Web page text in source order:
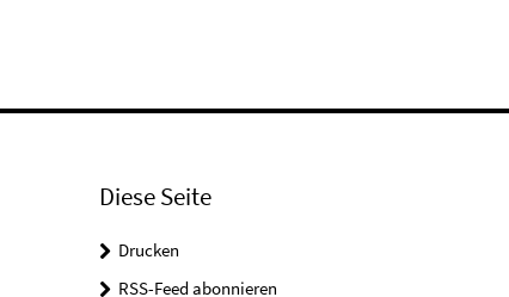
Diese Seite
Drucken
RSS-Feed abonnieren